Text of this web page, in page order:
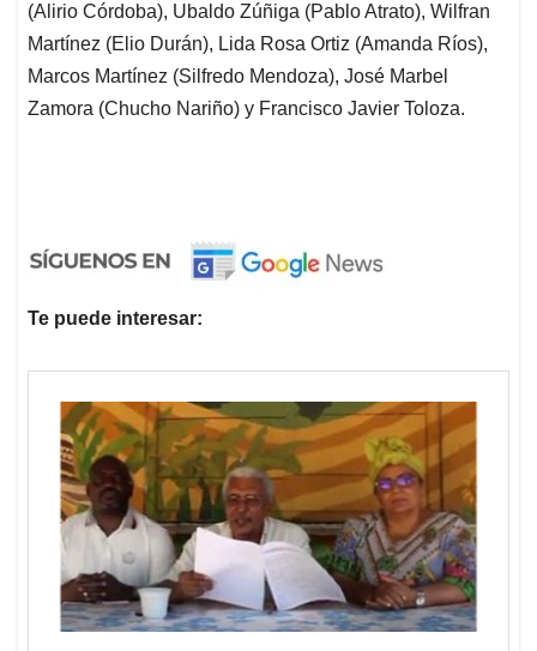
(Alirio Córdoba), Ubaldo Zúñiga (Pablo Atrato), Wilfran
Martínez (Elio Durán), Lida Rosa Ortiz (Amanda Ríos),
Marcos Martínez (Silfredo Mendoza), José Marbel
Zamora (Chucho Nariño) y Francisco Javier Toloza.
Te puede interesar: